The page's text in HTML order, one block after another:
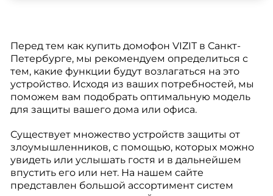
Перед тем как купить домофон VIZIT в Санкт-
Петербурге, мы рекомендуем определиться с
тем, какие функции будут возлагаться на это
устройство. Исходя из ваших потребностей, мы
поможем вам подобрать оптимальную модель
для защиты вашего дома или офиса.
Существует множество устройств защиты от
злоумышленников, с помощью, которых можно
увидеть или услышать гостя и в дальнейшем
впустить его или нет. На нашем сайте
представлен большой ассортимент систем